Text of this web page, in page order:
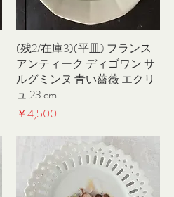
クイックビュー
(残2/在庫3)(平皿) フランス
アンティーク ディゴワン サ
ルグミンヌ 青い薔薇 エクリ
ュ 23 cm
価格
￥4,500